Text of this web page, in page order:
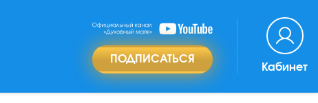
ПОДПИСАТЬСЯ
Кабинет